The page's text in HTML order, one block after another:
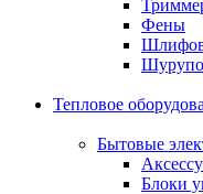
Фены
Тепловое
Бытовые
Блоки